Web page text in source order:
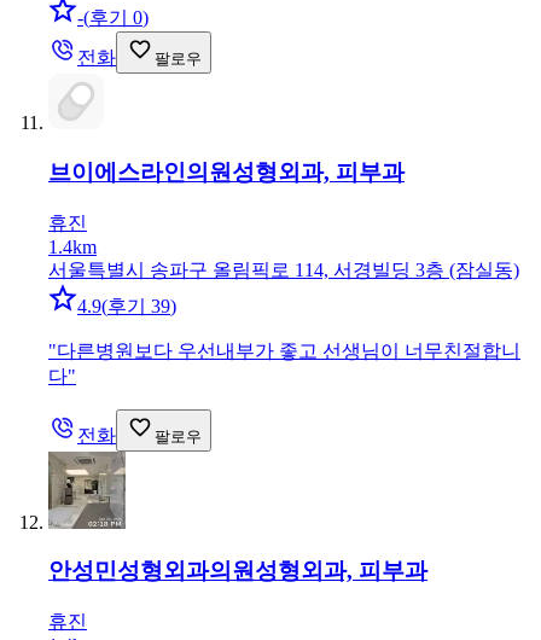
-(후기 0)
전화
팔로우
브이에스라인의원 성형외과, 피부과
휴진
1.4km
서울특별시 송파구 올림픽로 114, 서경빌딩 3층 (잠실동)
4.9(후기 39)
"다른병원보다 우선내부가 좋고 선생님이 너무친절합니
다"
전화 팔로우
안성민성형외과의원성형외과, 피부과
휴진